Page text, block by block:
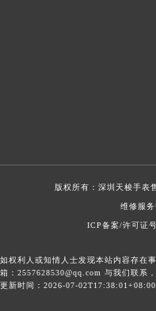
版权所有： 深圳天梭手表
维修服务
ICP备案/许可证
如权利人或知情人士发现本站内容存在
箱：2557628530@qq.com 与我们联系
更新时间：2026-07-02T17:38:01+08:00